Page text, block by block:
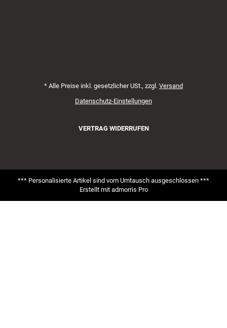
* Alle Preise inkl. gesetzlicher USt., zzgl. Versand
Datenschutz-Einstellungen
VERTRAG WIDERRUFEN
*** Personalisierte Artikel sind vom Umtausch ausgeschlossen ***
Erstellt mit admorris Pro